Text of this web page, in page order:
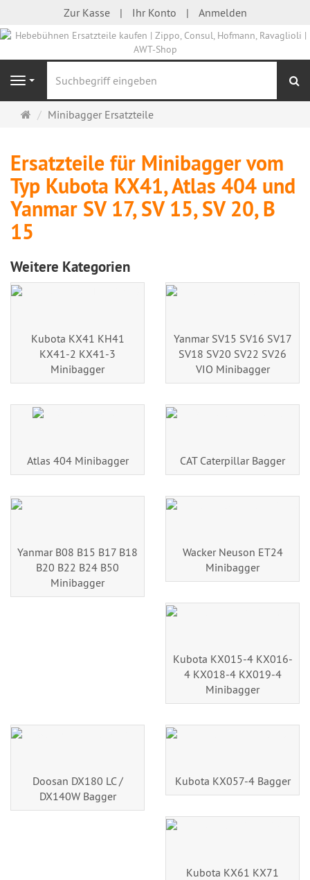
Zur Kasse Ihr Konto Anmelden
Navigation
Startseite
Minibagger Ersatzteile
Ersatzteile für Minibagger vom
Typ Kubota KX41, Atlas 404 und
Yanmar SV 17, SV 15, SV 20, B
15
Weitere Kategorien
Kubota KX41 KH41
KX41-2 KX41-3
Minibagger
Yanmar SV15 SV16 SV17
SV18 SV20 SV22 SV26
VIO Minibagger
Atlas 404 Minibagger CAT Caterpillar Bagger
Yanmar B08 B15 B17 B18
B20 B22 B24 B50
Minibagger
Wacker Neuson ET24
Minibagger
Kubota KX015-4 KX016-
4 KX018-4 KX019-4
Minibagger
Doosan DX180 LC /
DX140W Bagger
Kubota KX057-4 Bagger
Kubota KX61 KX71